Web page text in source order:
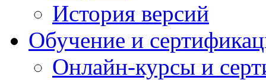
История версий
Обучение и
Онлайн-курсы и